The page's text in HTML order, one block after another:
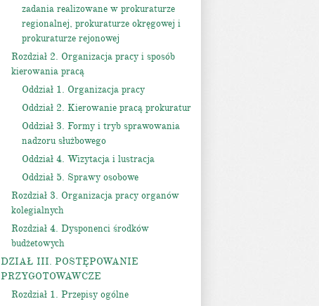
zadania realizowane w prokuraturze
regionalnej, prokuraturze okręgowej i
prokuraturze rejonowej
Rozdział 2. Organizacja pracy i sposób
kierowania pracą
Oddział 1. Organizacja pracy
Oddział 2. Kierowanie pracą prokuratur
Oddział 3. Formy i tryb sprawowania
nadzoru służbowego
Oddział 4. Wizytacja i lustracja
Oddział 5. Sprawy osobowe
Rozdział 3. Organizacja pracy organów
kolegialnych
Rozdział 4. Dysponenci środków
budżetowych
DZIAŁ III. POSTĘPOWANIE
PRZYGOTOWAWCZE
Rozdział 1. Przepisy ogólne